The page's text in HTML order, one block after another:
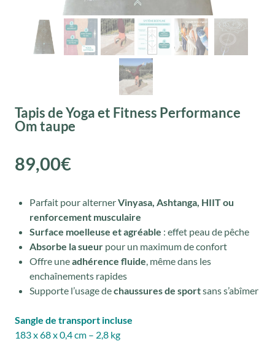
Tapis de Yoga et Fitness Performance
Om taupe
89,00€
Parfait pour alternerVinyasa, Ashtanga, HIIT ou
renforcement musculaire
Surface moelleuse et agréable : effet peau de pêche
Absorbe la sueur pour un maximum de confort
Offre uneadhérence fluide , même dans les
enchaînements rapides
Supporte l’usage dechaussures de sportsans s’abîmer
Sangle de transport incluse
183 x 68 x 0,4 cm – 2,8 kg